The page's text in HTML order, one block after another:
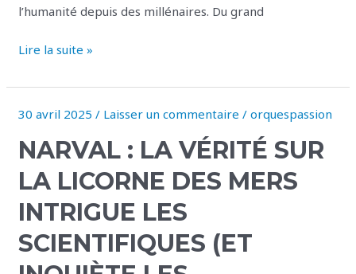
l’humanité depuis des millénaires. Du grand
Lire la suite »
30 avril 2025/ Laisser un commentaire /orquespassion
NARVAL : LA VÉRITÉ SUR
LA LICORNE DES MERS
INTRIGUE LES
SCIENTIFIQUES (ET
Narval
la
vérité
sur
licorne
des